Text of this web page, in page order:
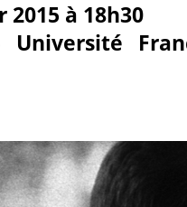
à 18h30
Université